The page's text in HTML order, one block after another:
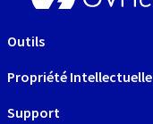
Outils
Propriété Intellectuelle
Support